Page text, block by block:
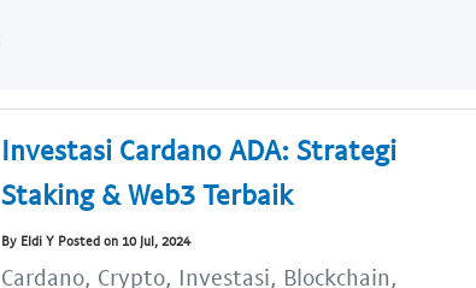
Investasi Cardano ADA: Strategi
Staking & Web3 Terbaik
By Eldi Y Posted on 10 Jul, 2024
Cardano, Crypto, Investasi, Blockchain,